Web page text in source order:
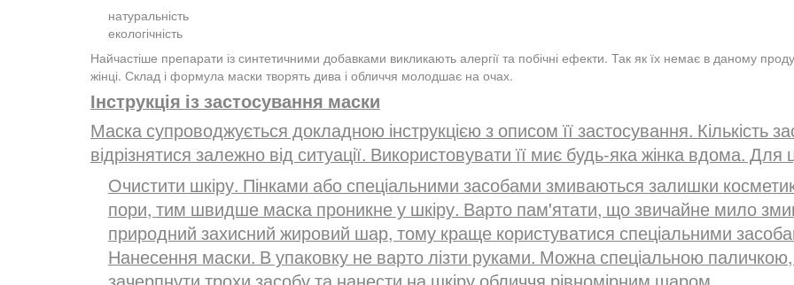
натуральність
екологічність
Найчастіше препарати із синтетичними добавками викликають алергії та побічні ефекти. Так як їх немає в даному
жінці. Склад і формула маски творять дива і обличчя молодшає на очах.
Інструкція із застосування маски
Маска супроводжується докладною інструкцією з описом її застосування. Кількість
відрізнятися залежно від ситуації. Використовувати її миє будь-яка жінка вдома. Для
Очистити шкіру. Пінками або спеціальними засобами змиваються залишки
пори, тим швидше маска проникне у шкіру. Варто пам'ятати, що звичайне мило
природний захисний жировий шар, тому краще користуватися спеціальними
Нанесення маски. В упаковку не варто лізти руками. Можна спеціальною